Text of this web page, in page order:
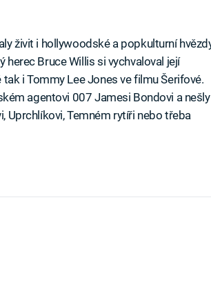
živit i hollywoodské a popkulturní
herec Bruce Willis si vychvaloval její
i Tommy Lee Jones ve filmu Šerifové.
agentovi 007 Jamesi Bondovi a nešly
Uprchlíkovi, Temném rytíři nebo třeba